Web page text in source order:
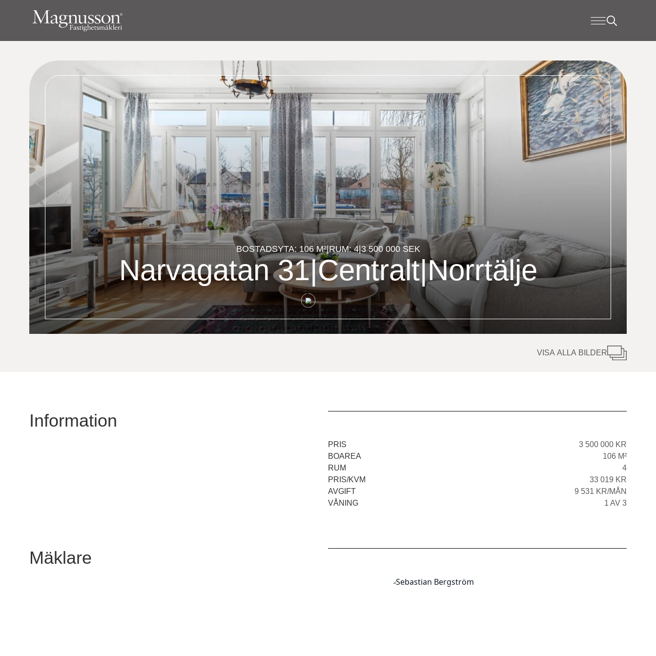
BOSTADSYTA: 106 M²|RUM: 4|3 500 000 SEK
Narvagatan 31|Centralt|Norrtälje
VISA ALLA BILDER
Information
PRIS
3 500 000 KR
BOAREA
106 M²
RUM
4
PRIS/KVM
33 019 KR
AVGIFT
9 531 KR/MÅN
VÅNING
1 AV 3
Mäklare